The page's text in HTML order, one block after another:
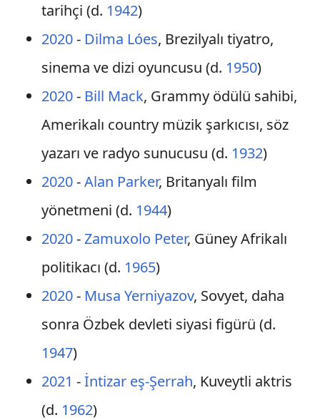
tarihçi (d. 1942)
2020- Dilma Lóes, Brezilyalı tiyatro,
sinema ve dizi oyuncusu (d. 1950)
2020- Bill Mack, Grammy ödülü sahibi,
Amerikalı country müzik şarkıcısı, söz
yazarı ve radyo sunucusu (d. 1932)
2020-Alan Parker, Britanyalı film
yönetmeni (d. 1944)
2020-Zamuxolo Peter, Güney Afrikalı
politikacı (d. 1965)
2020- Musa Yerniyazov, Sovyet, daha
sonra Özbek devleti siyasi figürü (d.
1947)
2021 -İntizar eş-Şerrah, Kuveytli aktris
(d. 1962)